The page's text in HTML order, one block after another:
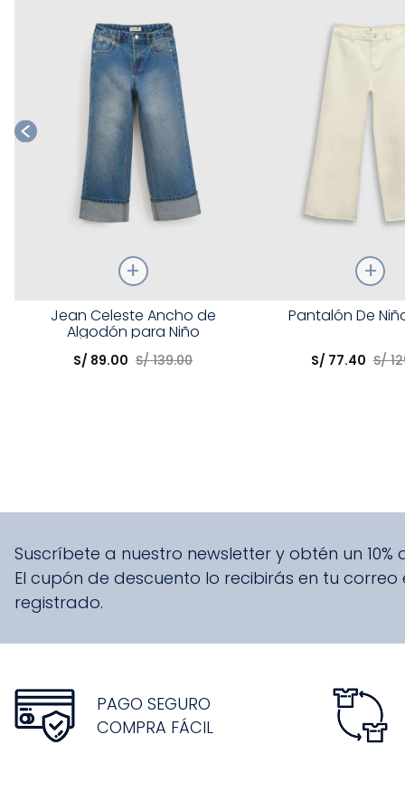
Elige una opción
Jean Celeste Ancho de
Algodón para Niño
S/ 89.00 S/ 139.00
Pantalón De
S/ 77.40 S/
Suscríbete a nuestro newsletter y obtén un
El cupón de descuento lo recibirás en tu
registrado.
PAGO SEGURO
COMPRA FÁCIL